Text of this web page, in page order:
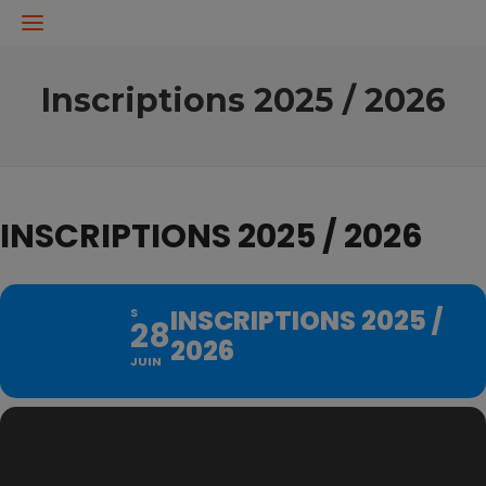
Inscriptions 2025 / 2026
INSCRIPTIONS 2025 / 2026
S
28
JUIN
INSCRIPTIONS 2025 /
2026